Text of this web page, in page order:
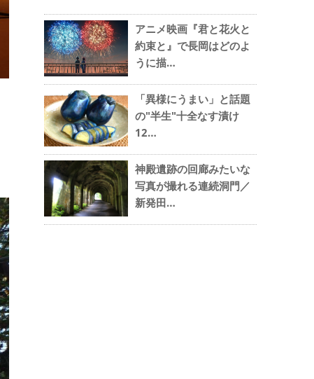
アニメ映画『君と花火と
約束と』で長岡はどのよ
うに描…
「異様にうまい」と話題
の"半生"十全なす漬け
12…
神殿遺跡の回廊みたいな
写真が撮れる連続洞門／
新発田…